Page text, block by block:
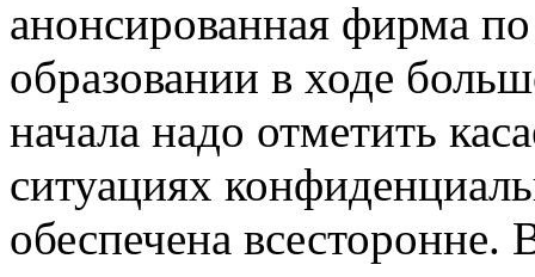
анонсированная фирма
образовании в ходе
начала надо отметить
ситуациях
обеспечена всесторонне.